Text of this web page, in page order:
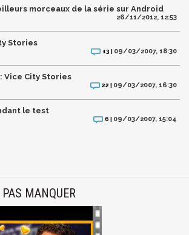
morceaux de la série sur Android
26/11/2012, 12:53
Stories
13 | 09/03/2007, 18:30
Vice City Stories
22 | 09/03/2007, 16:30
le test
6 | 09/03/2007, 15:04
MANQUER